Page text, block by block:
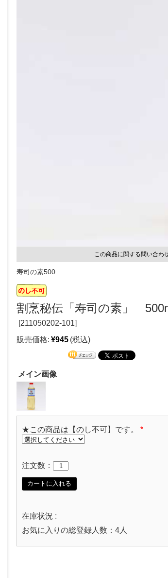
この商品に関する問い合わ
寿司の素500
割烹秘伝「寿司の素」
[211050202-101]
販売価格: ¥945 (税込)
メイン画像
★この商品は【のし不可】です。 *
注文数：
カートに入れる
在庫状況 :
お気に入りの総登録人数：4人